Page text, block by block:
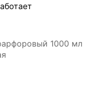
1000 мл